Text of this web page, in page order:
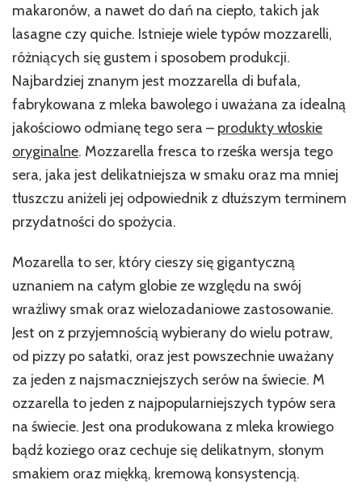
makaronów, a nawet do dań na ciepło, takich jak
lasagne czy quiche. Istnieje wiele typów mozzarelli,
różniących się gustem i sposobem produkcji.
Najbardziej znanym jest mozzarella di bufala,
fabrykowana z mleka bawolego i uważana za idealną
jakościowo odmianę tego sera – produkty włoskie
oryginalne. Mozzarella fresca to rześka wersja tego
sera, jaka jest delikatniejsza w smaku oraz ma mniej
tłuszczu aniżeli jej odpowiednik z dłuższym terminem
przydatności do spożycia.
Mozarella to ser, który cieszy się gigantyczną
uznaniem na całym globie ze względu na swój
wrażliwy smak oraz wielozadaniowe zastosowanie.
Jest on z przyjemnością wybierany do wielu potraw,
od pizzy po sałatki, oraz jest powszechnie uważany
za jeden z najsmaczniejszych serów na świecie. M
ozzarella to jeden z najpopularniejszych typów sera
na świecie. Jest ona produkowana z mleka krowiego
bądź koziego oraz cechuje się delikatnym, słonym
smakiem oraz miękką, kremową konsystencją.